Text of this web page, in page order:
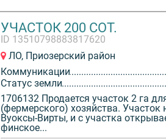
УЧАСТОК 200 СОТ.
ID 13510798883817620
ЛО, Приозерский район
Коммуникации
Статус земли
1706132 Продается участок 2 га
(фермерского) хозяйства. Участок
Вуоксы-Вирты, и с участка
финское...